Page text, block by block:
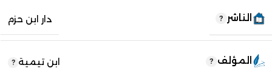
الناشر دار ابن حزم
المؤلف ابن تيمية